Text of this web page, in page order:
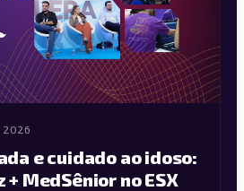
2026
e cuidado ao idoso:
MedSênior no ESX